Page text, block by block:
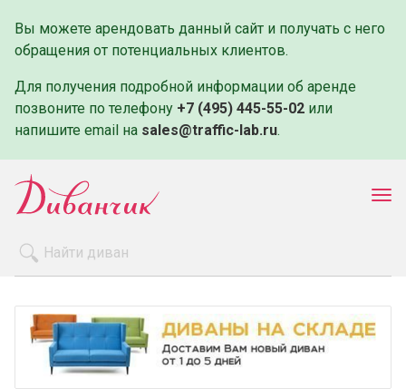
Вы можете арендовать данный сайт и получать с него
обращения от потенциальных клиентов.
Для получения подробной информации об аренде
позвоните по телефону +7 (495) 445-55-02 или
напишите email на sales@traffic-lab.ru.
Оплата и доставка
Контакты